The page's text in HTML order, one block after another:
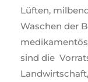
Lüften,
Waschen der
sind die